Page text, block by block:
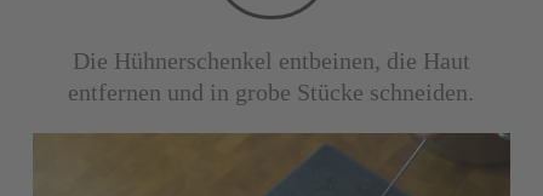
Die Hühnerschenkel entbeinen, die Haut
entfernen und in grobe Stücke schneiden.